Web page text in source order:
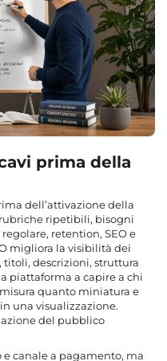
prima della
dell’attivazione della
ripetibili, bisogni
retention, SEO e
migliora la visibilità dei
titoli, descrizioni, struttura
piattaforma a capire a chi
quanto miniatura e
una visualizzazione.
del pubblico
canale a pagamento, ma